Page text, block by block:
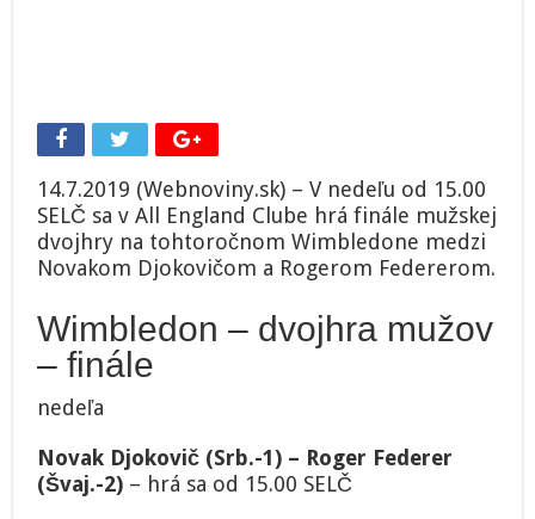
14.7.2019 (Webnoviny.sk) – V nedeľu od 15.00
SELČ sa v All England Clube hrá finále mužskej
dvojhry na tohtoročnom Wimbledone medzi
Novakom Djokovičom a Rogerom Federerom.
Wimbledon – dvojhra mužov
– finále
nedeľa
Novak Djokovič (Srb.-1) – Roger Federer
(Švaj.-2) – hrá sa od 15.00 SELČ